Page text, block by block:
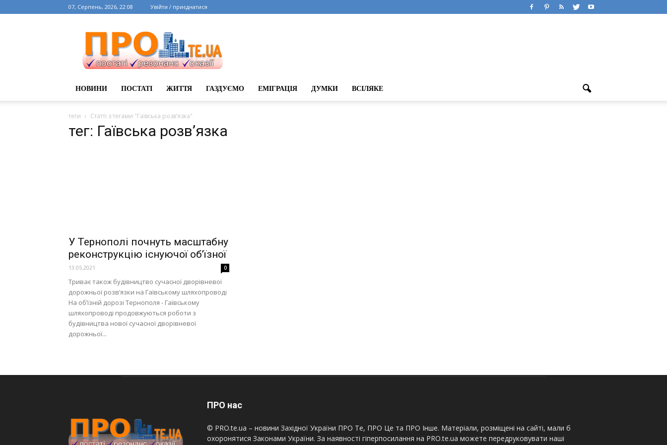
07, Серпень, 2026, 22:08 Увійти / приєднатися
НОВИНИ ПОСТАТІ ЖИТТЯ ГАЗДУЄМО ЕМІГРАЦІЯ ДУМКИ ВСІЛЯКЕ
теги Статті з тегами "Гаївська розв’язка"
тег: Гаївська розв’язка
У Тернополі почнуть масштабну
реконструкцію існуючої об’їзної
13.05.2021 0
Триває також будівництво сучасної дворівневої
дорожньої розв’язки на Гаївському шляхопроводі
На об’їзній дорозі Тернополя - Гаївському
шляхопроводі продовжуються роботи з
будівництва нової сучасної дворівневої
дорожньої...
ПРО нас
© PRO.te.ua – новини Західної України ПРО Те, ПРО Це та ПРО Інше. Матеріали, розміщені на сайті, мали б
охоронятися Законами України. За наявності гіперпосилання на PRO.te.ua можете передруковувати наші